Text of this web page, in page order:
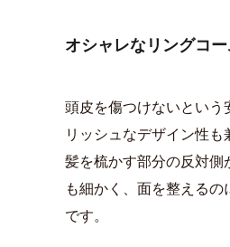
オシャレなリングコー
頭皮を傷つけないという
リッシュなデザイン性も
髪を梳かす部分の反対側
も細かく、面を整える
です。